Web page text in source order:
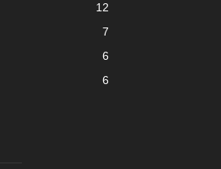
12
7
6
6